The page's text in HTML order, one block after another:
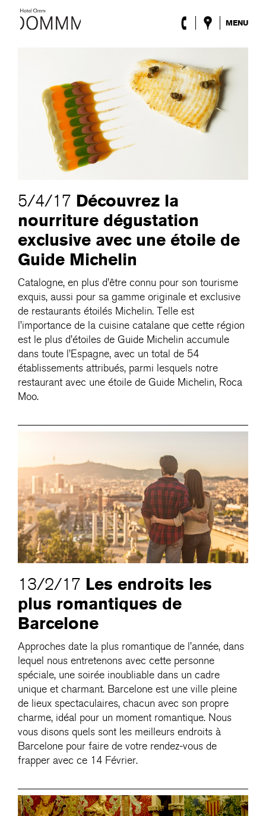
MENU
Terrasse
Lobby & Club
Évènements
Promotions
5/4/17 Découvrez la
nourriture dégustation
exclusive avec une étoile de
Guide Michelin
Catalogne, en plus d’être connu pour son tourisme
exquis, aussi pour sa gamme originale et exclusive
de restaurants étoilés Michelin. Telle est
l’importance de la cuisine catalane que cette région
est le plus d’étoiles de Guide Michelin accumule
dans toute l’Espagne, avec un total de 54
établissements attribués, parmi lesquels notre
restaurant avec une étoile de Guide Michelin, Roca
Moo.
13/2/17 Les endroits les
plus romantiques de
Barcelone
Approches date la plus romantique de l’année, dans
lequel nous entretenons avec cette personne
spéciale, une soirée inoubliable dans un cadre
unique et charmant. Barcelone est une ville pleine
de lieux spectaculaires, chacun avec son propre
charme, idéal pour un moment romantique. Nous
vous disons quels sont les meilleurs endroits à
Barcelone pour faire de votre rendez-vous de
frapper avec ce 14 Février.